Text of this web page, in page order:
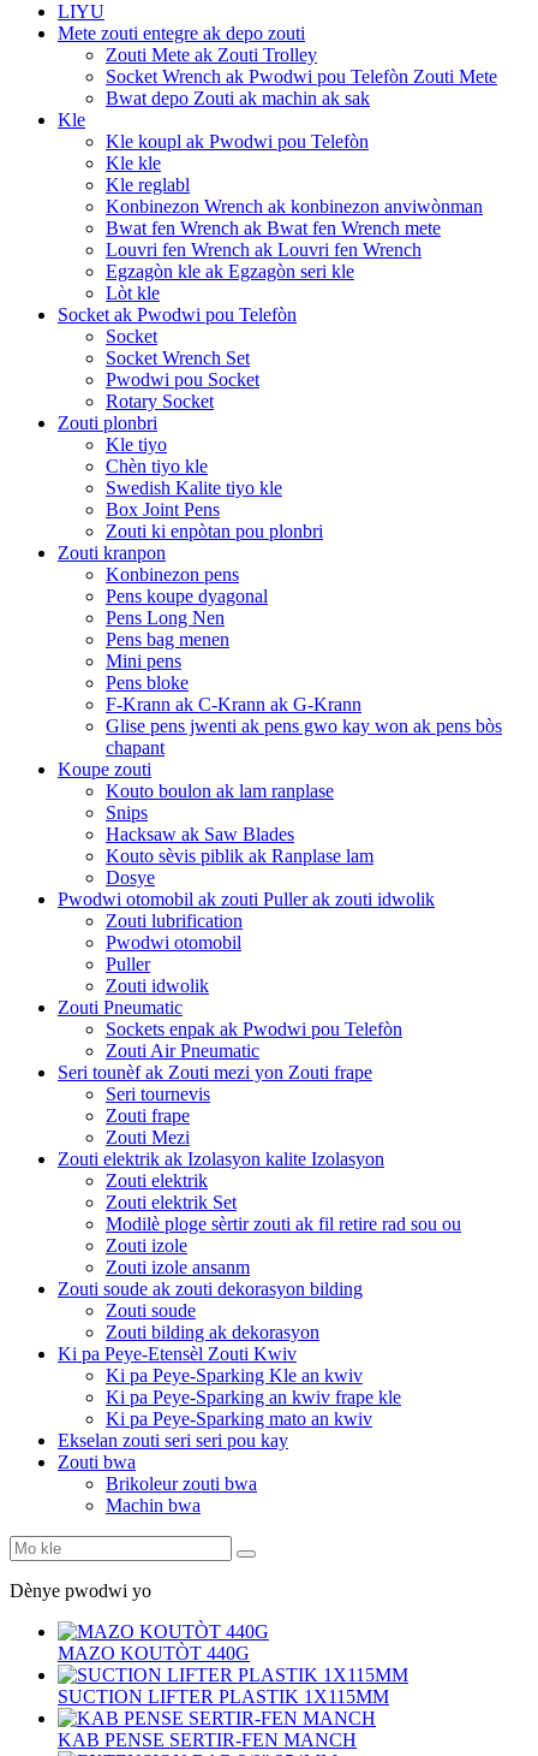
LIYU
Mete zouti entegre ak depo zouti
Zouti Mete ak Zouti Trolley
Socket Wrench ak Pwodwi pou Telefòn Zouti Mete
Bwat depo Zouti ak machin ak sak
Kle
Kle koupl ak Pwodwi pou Telefòn
Kle kle
Kle reglabl
Konbinezon Wrench ak konbinezon anviwònman
Bwat fen Wrench ak Bwat fen Wrench mete
Louvri fen Wrench ak Louvri fen Wrench
Egzagòn kle ak Egzagòn seri kle
Lòt kle
Socket ak Pwodwi pou Telefòn
Socket
Socket Wrench Set
Pwodwi pou Socket
Rotary Socket
Zouti plonbri
Kle tiyo
Chèn tiyo kle
Swedish Kalite tiyo kle
Box Joint Pens
Zouti ki enpòtan pou plonbri
Zouti kranpon
Konbinezon pens
Pens koupe dyagonal
Pens Long Nen
Pens bag menen
Mini pens
Pens bloke
F-Krann ak C-Krann ak G-Krann
Glise pens jwenti ak pens gwo kay won ak pens bòs
chapant
Koupe zouti
Kouto boulon ak lam ranplase
Snips
Hacksaw ak Saw Blades
Kouto sèvis piblik ak Ranplase lam
Dosye
Pwodwi otomobil ak zouti Puller ak zouti idwolik
Zouti lubrification
Pwodwi otomobil
Puller
Zouti idwolik
Zouti Pneumatic
Sockets enpak ak Pwodwi pou Telefòn
Zouti Air Pneumatic
Seri tounèf ak Zouti mezi yon Zouti frape
Seri tournevis
Zouti frape
Zouti Mezi
Zouti elektrik ak Izolasyon kalite Izolasyon
Zouti elektrik
Zouti elektrik Set
Modilè ploge sèrtir zouti ak fil retire rad sou ou
Zouti izole
Zouti izole ansanm
Zouti soude ak zouti dekorasyon bilding
Zouti soude
Zouti bilding ak dekorasyon
Ki pa Peye-Etensèl Zouti Kwiv
Ki pa Peye-Sparking Kle an kwiv
Ki pa Peye-Sparking an kwiv frape kle
Ki pa Peye-Sparking mato an kwiv
Ekselan zouti seri seri pou kay
Zouti bwa
Brikoleur zouti bwa
Machin bwa
Dènye pwodwi yo
MAZO KOUTÒT 440G
SUCTION LIFTER PLASTIK 1X115MM
KAB PENSE SERTIR-FEN MANCH